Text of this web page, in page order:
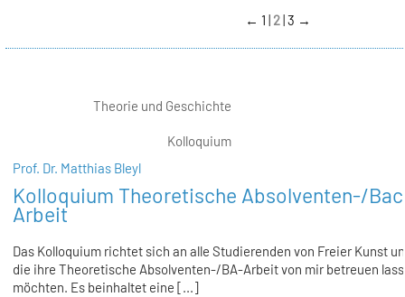
← 1 2 3 →
Theorie und Geschichte
Kolloquium
Prof. Dr. Matthias Bleyl
Kolloquium Theoretische Absolventen-/
Arbeit
Das Kolloquium richtet sich an alle Studierenden von Freier Kunst
die ihre Theoretische Absolventen-/BA-Arbeit von mir betreuen
möchten. Es beinhaltet eine [...]